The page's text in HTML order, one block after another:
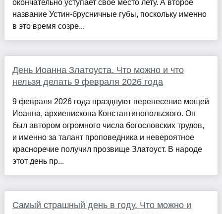
окончательно уступает свое место лету. А второе
название Устин-брусничные губы, поскольку именно
в это время созре...
День Иоанна Златоуста. Что можно и что
нельзя делать 9 февраля 2026 года
9 февраля 2026 года празднуют перенесение мощей
Иоанна, архиепископа Константинопольского. Он
был автором огромного числа богословских трудов,
и именно за талант проповедника и невероятное
красноречие получил прозвище Златоуст. В народе
этот день пр...
Самый страшный день в году. Что можно и